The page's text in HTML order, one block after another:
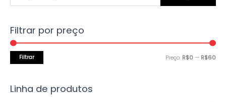
u
i
r
Filtrar por preço
Filtrar Preço: R$0— R$60
Linha de produtos